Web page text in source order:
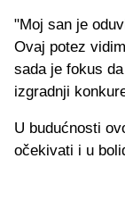
"Moj san je
Ovaj potez
sada je fokus
izgradnji
U budućnosti
očekivati i u